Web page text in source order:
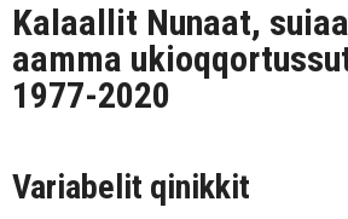
Kalaallit Nunaat,
aamma
1977-2020
Variabelit qinikkit